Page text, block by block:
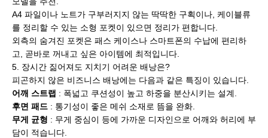
A4 파일이나 노트가 구부러지지 않는 딱딱한 구획이나, 케이블류
를 정리할 수 있는 소형 포켓이 있으면 정리가 편합니다.
외측의 숨겨진 포켓은 패스 케이스나 스마트폰의 수납에 편리하
고, 곧바로 꺼내고 싶은 아이템에 최적입니다.
5. 장시간 짊어져도 지치기 어려운 배낭은?
피곤하지 않은 비즈니스 배낭에는 다음과 같은 특징이 있습니다.
어깨 스트랩 : 폭넓고 쿠션성이 높고 하중을 분산시키는 설계.
후면 패드 : 통기성이 좋은 메쉬 소재로 뜸을 완화.
무게 균형 : 무게 중심이 등에 가까운 디자인으로 어깨와 허리에 부
담이 적습니다.